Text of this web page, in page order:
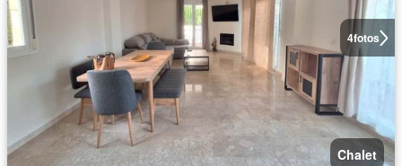
4fotos
Chalet